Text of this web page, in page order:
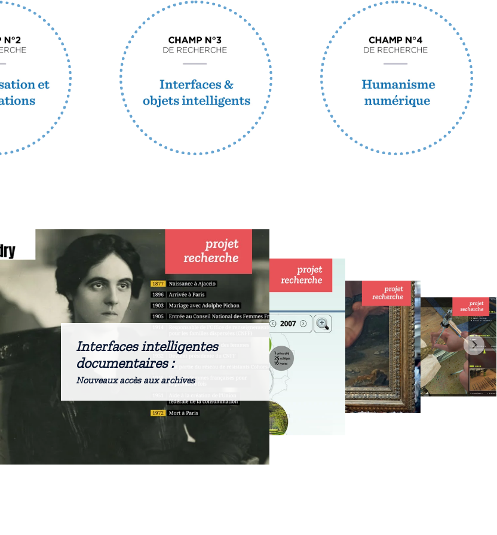
Interfaces intelligentes
documentaires :
Nouveaux accès aux archives